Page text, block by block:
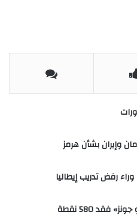
وإيران بشأن هرمز
رفض تدريب إيطاليا
580 نقطة